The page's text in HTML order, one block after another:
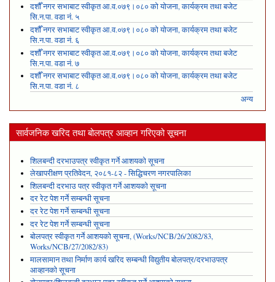
दशौँ नगर सभाबाट स्वीकृत आ.व.०७९।०८० को योजना, कार्यक्रम तथा बजेट
सि.न.पा. वडा नं. ५
दशौँ नगर सभाबाट स्वीकृत आ.व.०७९।०८० को योजना, कार्यक्रम तथा बजेट
सि.न.पा. वडा नं. ६
दशौँ नगर सभाबाट स्वीकृत आ.व.०७९।०८० को योजना, कार्यक्रम तथा बजेट
सि.न.पा. वडा नं. ७
दशौँ नगर सभाबाट स्वीकृत आ.व.०७९।०८० को योजना, कार्यक्रम तथा बजेट
सि.न.पा. वडा नं. ८
अन्य
सार्वजनिक खरिद तथा बोलपत्र आव्हान गरिएको सूचना
शिलबन्दी दरभाउपत्र स्वीकृत गर्ने आशयको सूचना
लेखापरीक्षण प्रतिवेदन, २०८१-८२ - सिद्धिचरण नगरपालिका
शिलबन्दी दरभाउ पत्र स्वीकृत गर्ने आशयको सूचना
दर रेट पेश गर्ने सम्बन्धी सूचना
दर रेट पेश गर्ने सम्बन्धी सूचना
दर रेट पेश गर्ने सम्बन्धी सूचना
बोलपत्र स्वीकृत गर्ने आशयको सूचना, (Works/NCB/26/2082/83,
Works/NCB/27/2082/83)
मालसामान तथा निर्माण कार्य खरिद सम्बन्धी विद्युतीय बोलपत्र/दरभाउपत्र
आव्हानको सूचना